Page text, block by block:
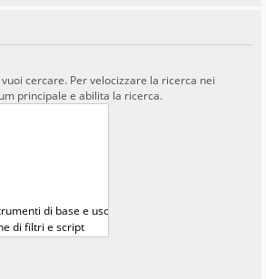
cercare. Per velocizzare la ricerca nei
principale e abilita la ricerca.